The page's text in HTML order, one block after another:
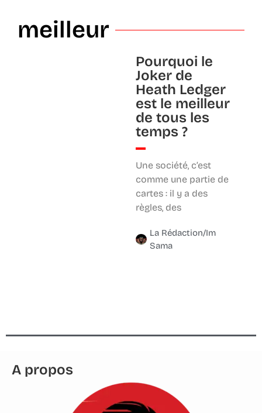
meilleur
Pourquoi le
Joker de
Heath Ledger
est le meilleur
de tous les
temps ?
Une société, c’est
comme une partie de
cartes : il y a des
règles, des
La Rédaction/Im
Sama
A propos